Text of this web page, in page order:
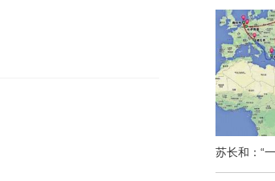
苏长和：“